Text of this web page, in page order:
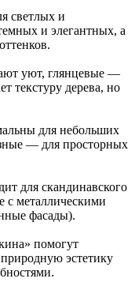
светлых и
и элегантных, а
уют, глянцевые —
текстуру дерева, но
для небольших
— для просторных
для скандинавского
с металлическими
фасады).
помогут
эстетику